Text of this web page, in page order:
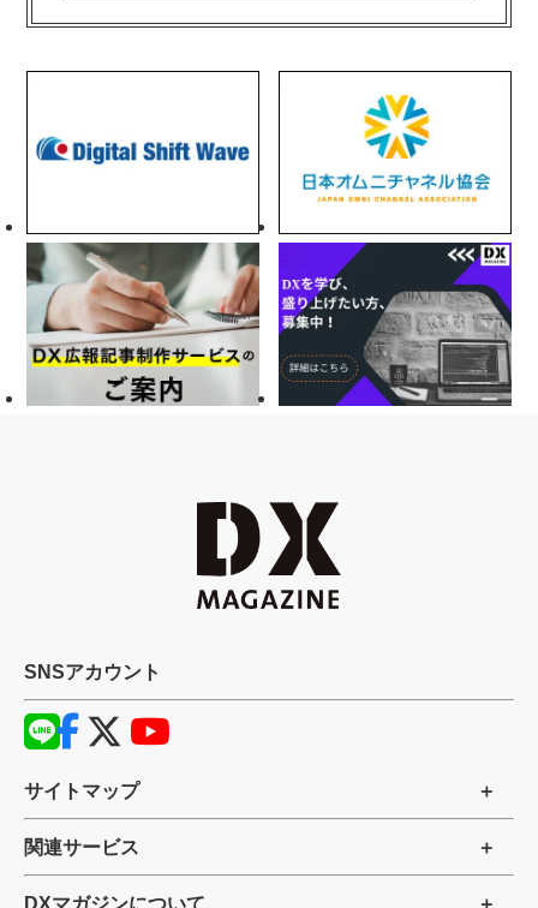
SNSアカウント
サイトマップ
関連サービス